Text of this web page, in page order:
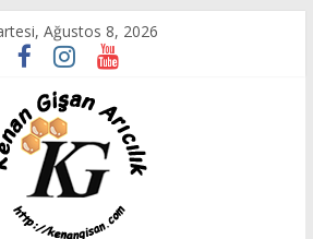
Ağustos 8, 2026